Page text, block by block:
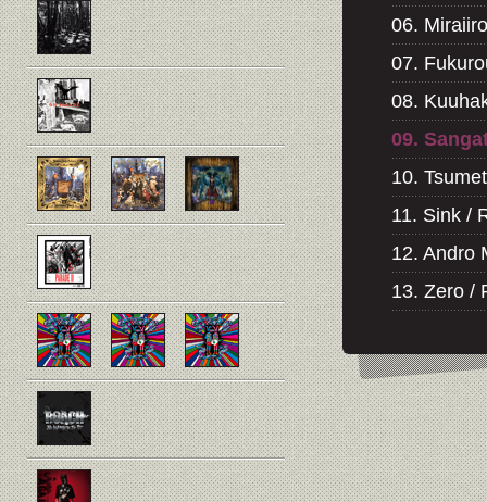
06.
07.
08.
09.
10.
11. Sink /
12. Andro
13. Zero /